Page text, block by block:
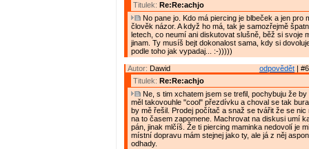
Titulek: Re:Re:achjo
No pane jo. Kdo má piercing je blbeček a jen pro
člověk názor. A když ho má, tak je samozřejmě
letech, co neumí ani diskutovat slušně, běž si svoje
jinam. Ty musíš bejt dokonalost sama, kdy si
podle toho jak vypadaj... :-)))))
odpovědět |
Autor: Dawid
Titulek: Re:Re:achjo
Ne, s tim xchatem jsem se trefil, pochybuju že by
měl takovouhle "cool" přezdívku a choval se tak
by mě řešil. Prodej počítač a snaž se tvářit že se nic
na to časem zapomene. Machrovat na diskusi umí
pán, jinak mlčíš. Že ti piercing maminka nedovolí je
místní dopravu mám stejnej jako ty, ale já z něj
odhady.